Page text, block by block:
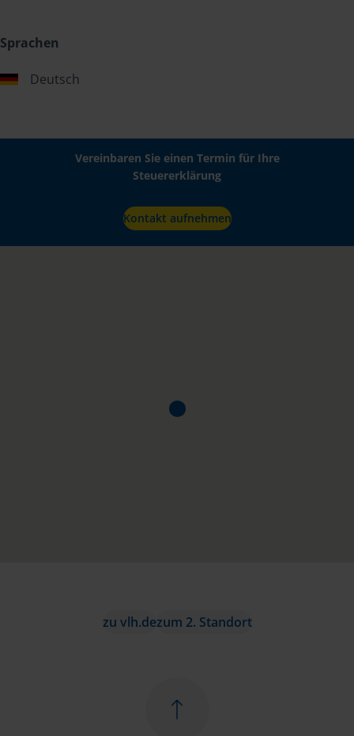
Sprachen
Deutsch
Vereinbaren Sie einen Termin für Ihre
Steuererklärung
Kontakt aufnehmen
zu vlh.dezum 2. Standort